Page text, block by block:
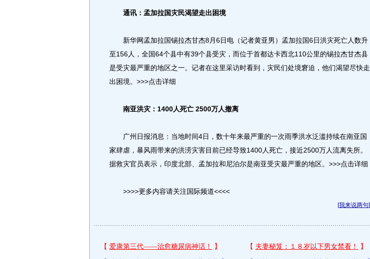
通讯：孟加拉国灾民渴望走出困境
新华网孟加拉国锡拉杰甘杰8月6日电（记者黄亚男）孟加拉国6日洪灾死亡人数升
至156人，全国64个县中有39个县受灾，而位于首都达卡西北110公里的锡拉杰甘杰县
是受灾最严重的地区之一。记者在这里采访时看到，灾民们处境窘迫，他们渴望尽快走
出困境。>>>点击详细
南亚洪灾：1400人死亡 2500万人撤离
广州日报消息：当地时间4日，数十年来最严重的一次雨季洪水泛滥持续在南亚国
家肆虐，暴风雨带来的洪涝灾害目前已经导致1400人死亡，接近2500万人流离失所。
据救灾官员表示，印度北部、孟加拉和尼泊尔是南亚受灾最严重的地区。>>>点击详细
>>>>更多内容请关注国际频道<<<<
[我来说两句]